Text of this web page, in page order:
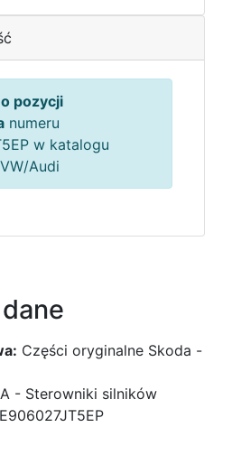
pozycji
numeru
w katalogu
Audi
Części oryginalne Skoda -
- Sterowniki silników